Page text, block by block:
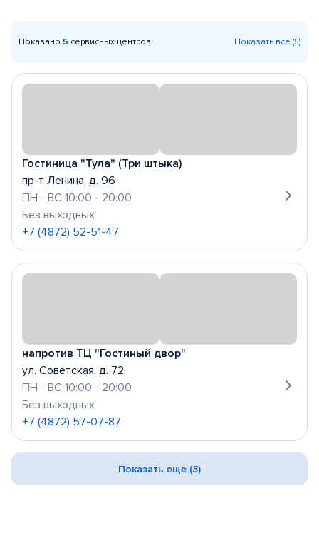
Показано 5 сервисных центров Показать все (5)
Гостиница "Тула" (Три штыка)
пр-т Ленина, д. 96
ПН - ВС 10:00 - 20:00
Без выходных
+7 (4872) 52-51-47
напротив ТЦ "Гостиный двор"
ул. Советская, д. 72
ПН - ВС 10:00 - 20:00
Без выходных
+7 (4872) 57-07-87
Показать еще (3)